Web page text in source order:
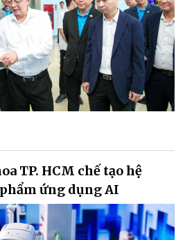
TP. HCM chế tạo hệ
ứng dụng AI